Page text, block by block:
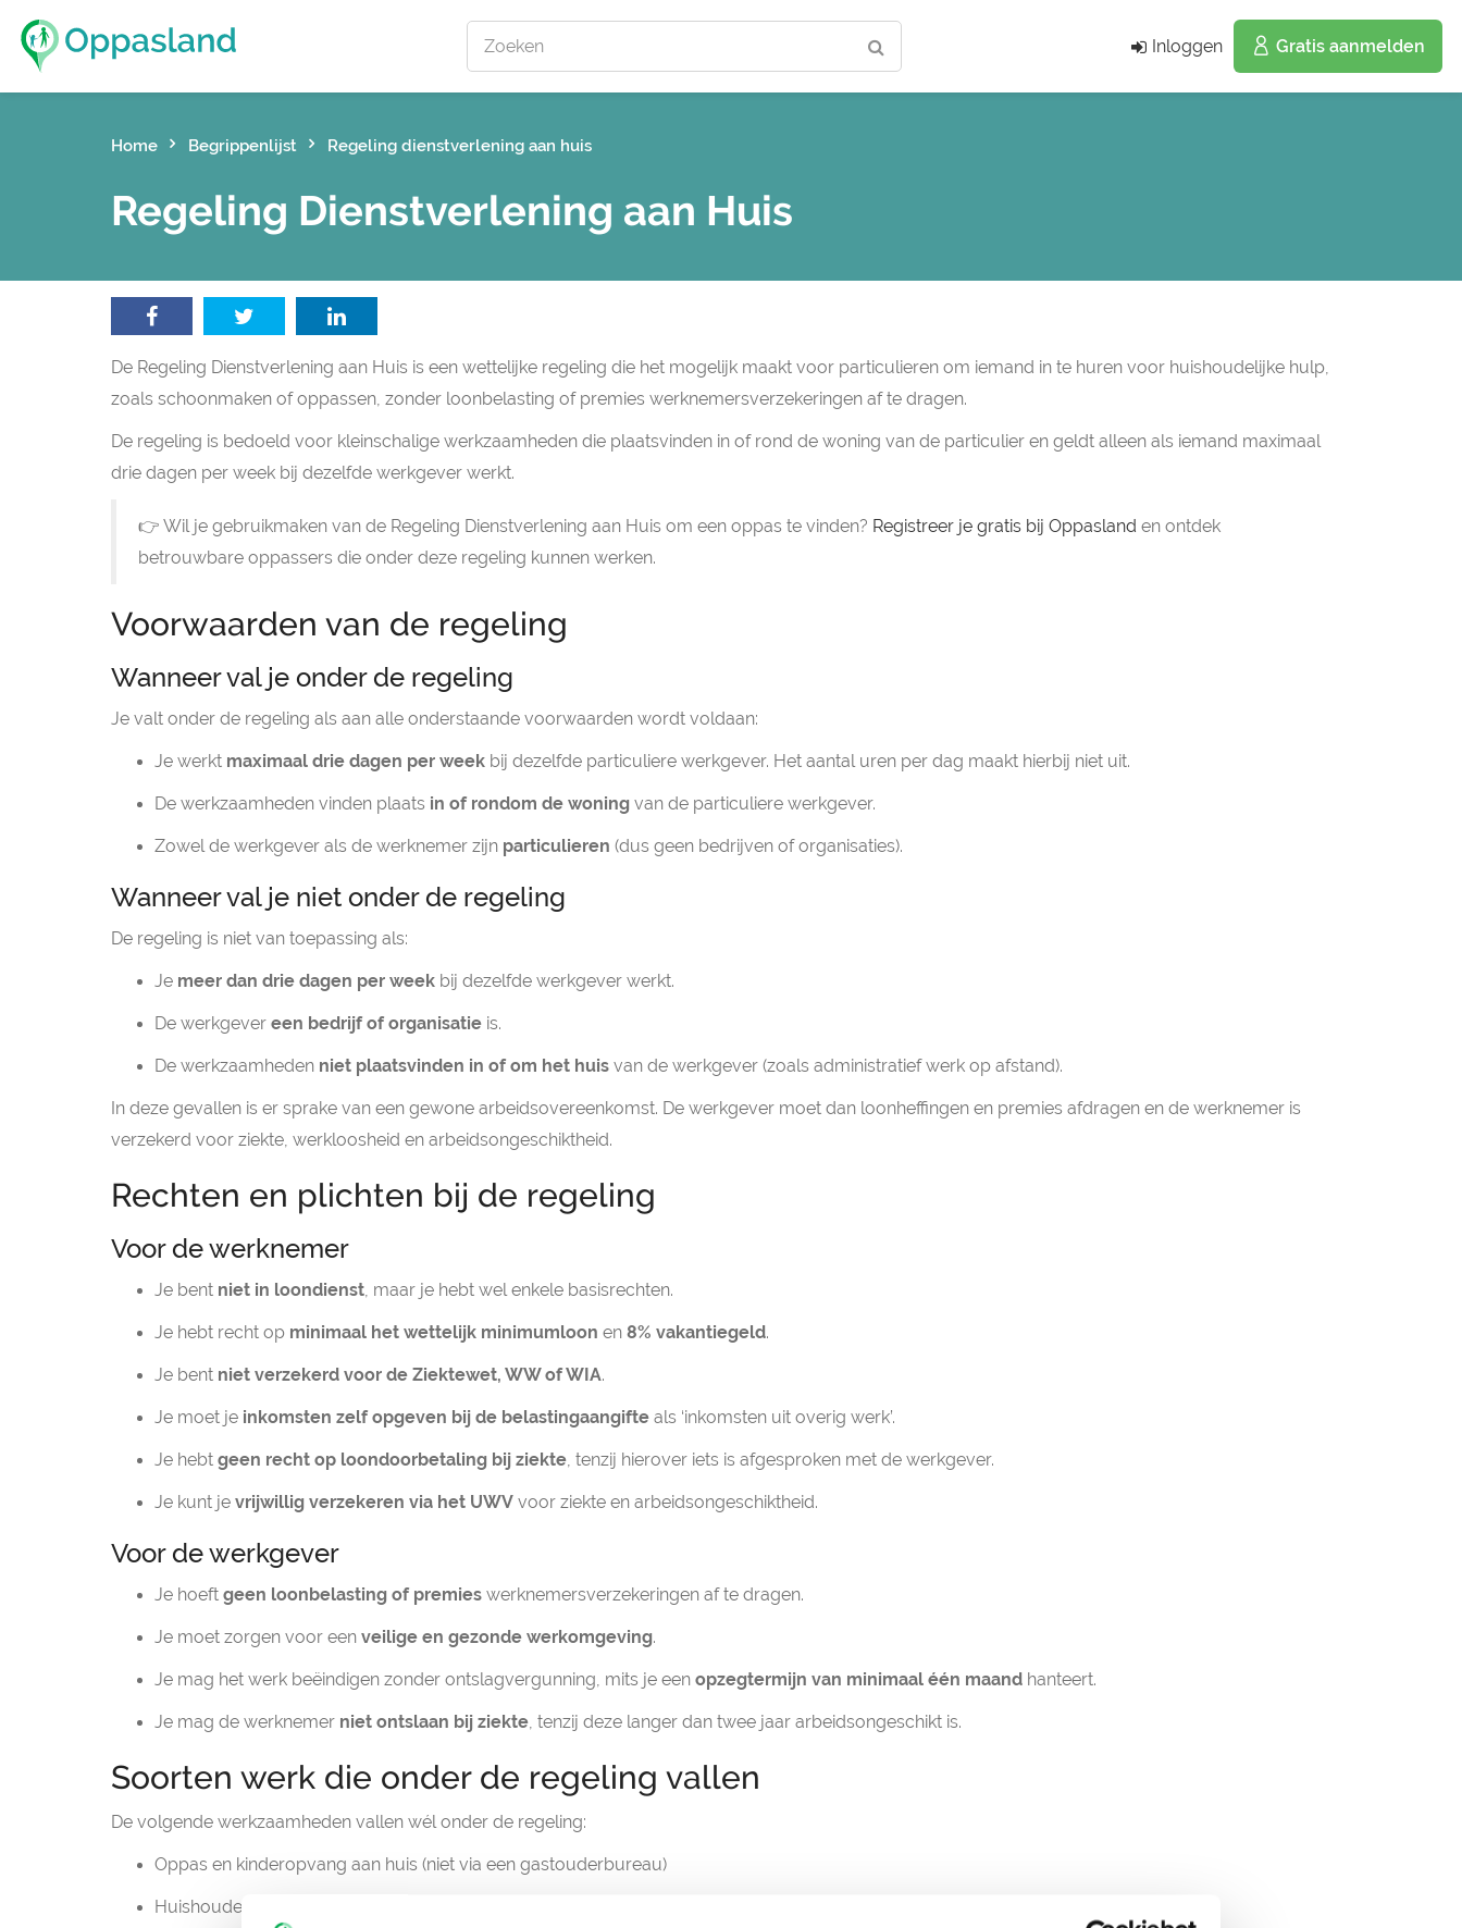
Zoeken Inloggen Gratis aanmelden
Home Begrippenlijst Regeling dienstverlening aan huis
Regeling Dienstverlening aan Huis
De Regeling Dienstverlening aan Huis is een wettelijke regeling die het mogelijk maakt voor particulieren om iemand in te huren voor huishoudelijke hulp,
zoals schoonmaken of oppassen, zonder loonbelasting of premies werknemersverzekeringen af te dragen.
De regeling is bedoeld voor kleinschalige werkzaamheden die plaatsvinden in of rond de woning van de particulier en geldt alleen als iemand maximaal
drie dagen per week bij dezelfde werkgever werkt.
👉 Wil je gebruikmaken van de Regeling Dienstverlening aan Huis om een oppas te vinden? Registreer je gratis bij Oppasland en ontdek
betrouwbare oppassers die onder deze regeling kunnen werken.
Voorwaarden van de regeling
Wanneer val je onder de regeling
Je valt onder de regeling als aan alle onderstaande voorwaarden wordt voldaan:
Je werkt maximaal drie dagen per week bij dezelfde particuliere werkgever. Het aantal uren per dag maakt hierbij niet uit.
De werkzaamheden vinden plaats in of rondom de woning van de particuliere werkgever.
Zowel de werkgever als de werknemer zijn particulieren (dus geen bedrijven of organisaties).
Wanneer val je niet onder de regeling
De regeling is niet van toepassing als:
Je meer dan drie dagen per week bij dezelfde werkgever werkt.
De werkgever een bedrijf of organisatie is.
De werkzaamheden niet plaatsvinden in of om het huis van de werkgever (zoals administratief werk op afstand).
In deze gevallen is er sprake van een gewone arbeidsovereenkomst. De werkgever moet dan loonheffingen en premies afdragen en de werknemer is
verzekerd voor ziekte, werkloosheid en arbeidsongeschiktheid.
Rechten en plichten bij de regeling
Voor de werknemer
Je bent niet in loondienst, maar je hebt wel enkele basisrechten.
Je hebt recht op minimaal het wettelijk minimumloon en 8% vakantiegeld.
Je bent niet verzekerd voor de Ziektewet, WW of WIA.
Je moet je inkomsten zelf opgeven bij de belastingaangifte als ‘inkomsten uit overig werk’.
Je hebt geen recht op loondoorbetaling bij ziekte, tenzij hierover iets is afgesproken met de werkgever.
Je kunt je vrijwillig verzekeren via het UWV voor ziekte en arbeidsongeschiktheid.
Voor de werkgever
Je hoeft geen loonbelasting of premies werknemersverzekeringen af te dragen.
Je moet zorgen voor een veilige en gezonde werkomgeving.
Je mag het werk beëindigen zonder ontslagvergunning, mits je een opzegtermijn van minimaal één maand hanteert.
Je mag de werknemer niet ontslaan bij ziekte, tenzij deze langer dan twee jaar arbeidsongeschikt is.
Soorten werk die onder de regeling vallen
De volgende werkzaamheden vallen wél onder de regeling:
Oppas en kinderopvang aan huis (niet via een gastouderbureau)
Huishoudelijk werk zoals schoonmaken, wassen, strijken en opruimen